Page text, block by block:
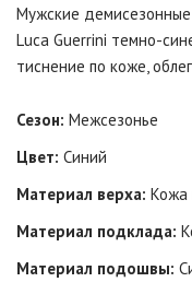
Мужские демисезонные
Luca Guerrini темно-
тиснение по коже,
Сезон: Межсезонье
Цвет: Синий
Материал верха: Кожа
Материал подклада:
Материал подошвы: